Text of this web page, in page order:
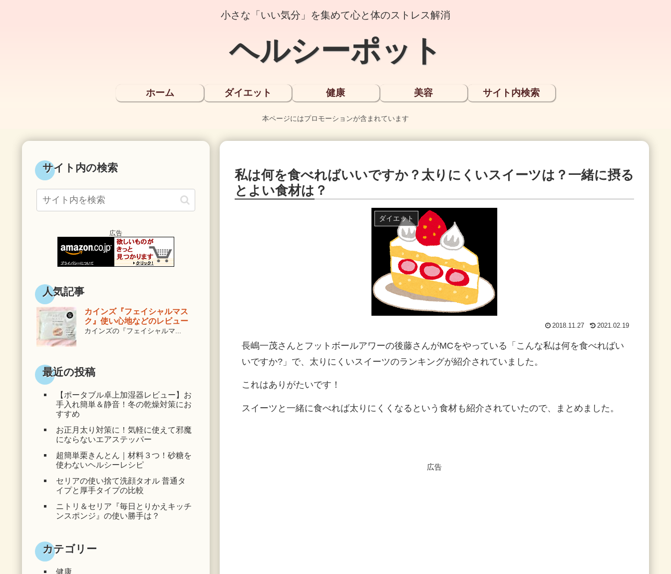
小さな「いい気分」を集めて心と体のストレス解消
ヘルシーポット
ホーム ダイエット 健康 美容 サイト内検索
本ページにはプロモーションが含まれています
私は何を食べればいいですか？太りにくいスイーツは？一緒に摂る
とよい食材は？
ダイエット
2018.11.27 2021.02.19
長嶋一茂さんとフットボールアワーの後藤さんがMCをやっている「こんな私は何を食べればい
いですか?」で、太りにくいスイーツのランキングが紹介されていました。
これはありがたいです！
スイーツと一緒に食べれば太りにくくなるという食材も紹介されていたので、まとめました。
広告
サイト内の検索
広告
人気記事
カインズ『フェイシャルマス
ク』使い心地などのレビュー
カインズの『フェイシャルマ...
最近の投稿
【ポータブル卓上加湿器レビュー】お
手入れ簡単＆静音！冬の乾燥対策にお
すすめ
お正月太り対策に！気軽に使えて邪魔
にならないエアステッパー
超簡単栗きんとん｜材料３つ！砂糖を
使わないヘルシーレシピ
セリアの使い捨て洗顔タオル 普通タ
イプと厚手タイプの比較
ニトリ＆セリア『毎日とりかえキッチ
ンスポンジ』の使い勝手は？
カテゴリー
健康